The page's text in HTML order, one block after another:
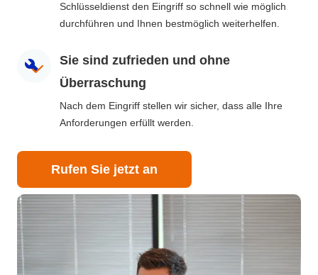
Schlüsseldienst den Eingriff so schnell wie möglich
durchführen und Ihnen bestmöglich weiterhelfen.
Sie sind zufrieden und ohne
Überraschung
Nach dem Eingriff stellen wir sicher, dass alle Ihre
Anforderungen erfüllt werden.
Rufen Sie jetzt an